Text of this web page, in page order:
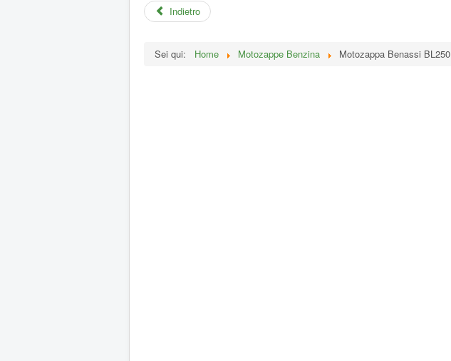
Indietro
Sei qui: Home Motozappe Benzina Motozappa Benassi BL250